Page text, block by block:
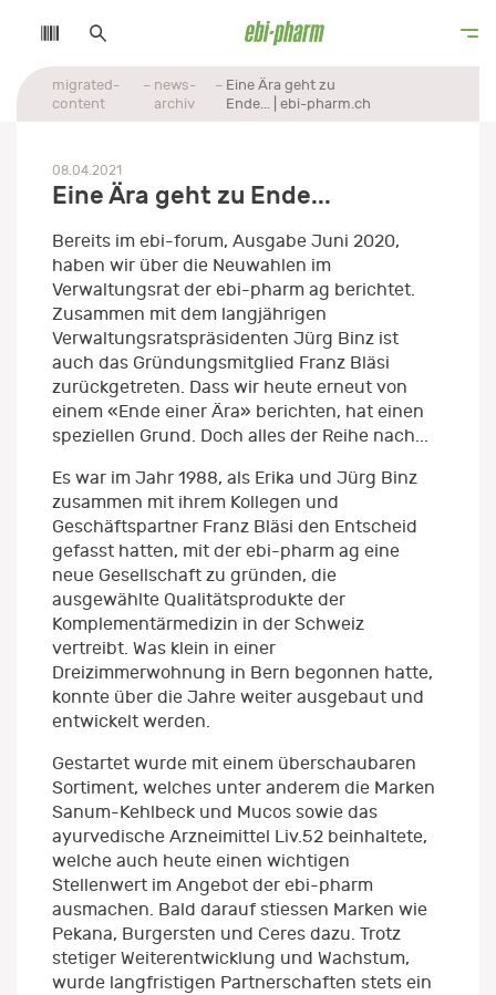
migrated-
content
news-
archiv
Eine Ära geht zu
Ende... | ebi-pharm.ch
08.04.2021
Eine Ära geht zu Ende...
Bereits im ebi-forum, Ausgabe Juni 2020,
haben wir über die Neuwahlen im
Verwaltungsrat der ebi-pharm ag berichtet.
Zusammen mit dem langjährigen
Verwaltungsratspräsidenten Jürg Binz ist
auch das Gründungsmitglied Franz Bläsi
zurückgetreten. Dass wir heute erneut von
einem «Ende einer Ära» berichten, hat einen
speziellen Grund. Doch alles der Reihe nach...
Es war im Jahr 1988, als Erika und Jürg Binz
zusammen mit ihrem Kollegen und
Geschäftspartner Franz Bläsi den Entscheid
gefasst hatten, mit der ebi-pharm ag eine
neue Gesellschaft zu gründen, die
ausgewählte Qualitätsprodukte der
Komplementärmedizin in der Schweiz
vertreibt. Was klein in einer
Dreizimmerwohnung in Bern begonnen hatte,
konnte über die Jahre weiter ausgebaut und
entwickelt werden.
Gestartet wurde mit einem überschaubaren
Sortiment, welches unter anderem die Marken
Sanum-Kehlbeck und Mucos sowie das
ayurvedische Arzneimittel Liv.52 beinhaltete,
welche auch heute einen wichtigen
Stellenwert im Angebot der ebi-pharm
ausmachen. Bald darauf stiessen Marken wie
Pekana, Burgersten und Ceres dazu. Trotz
stetiger Weiterentwicklung und Wachstum,
wurde langfristigen Partnerschaften stets ein